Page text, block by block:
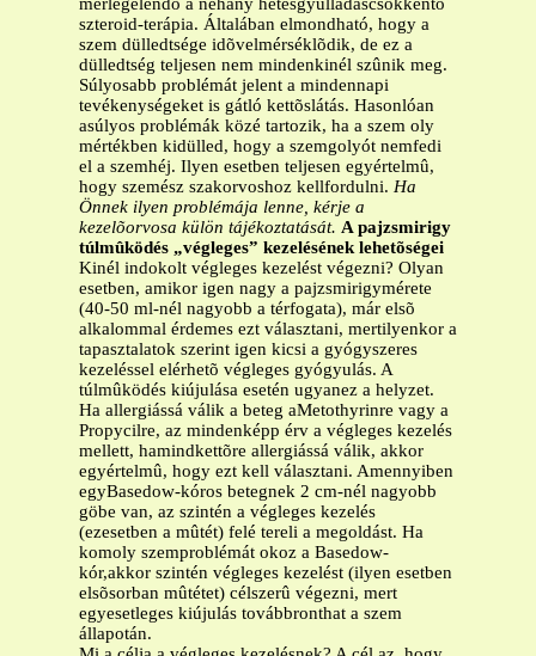
mérlegelendõ a néhány hetesgyulladáscsökkentõ
szteroid-terápia. Általában elmondható, hogy a
szem dülledtsége idõvelmérséklõdik, de ez a
dülledtség teljesen nem mindenkinél szûnik meg.
Súlyosabb problémát jelent a mindennapi
tevékenységeket is gátló kettõslátás. Hasonlóan
asúlyos problémák közé tartozik, ha a szem oly
mértékben kidülled, hogy a szemgolyót nemfedi
el a szemhéj. Ilyen esetben teljesen egyértelmû,
hogy szemész szakorvoshoz kellfordulni. Ha
Önnek ilyen problémája lenne, kérje a
kezelõorvosa külön tájékoztatását. A pajzsmirigy
túlmûködés „végleges” kezelésének lehetõségei
Kinél indokolt végleges kezelést végezni? Olyan
esetben, amikor igen nagy a pajzsmirigymérete
(40-50 ml-nél nagyobb a térfogata), már elsõ
alkalommal érdemes ezt választani, mertilyenkor a
tapasztalatok szerint igen kicsi a gyógyszeres
kezeléssel elérhetõ végleges gyógyulás. A
túlmûködés kiújulása esetén ugyanez a helyzet.
Ha allergiássá válik a beteg aMetothyrinre vagy a
Propycilre, az mindenképp érv a végleges kezelés
mellett, hamindkettõre allergiássá válik, akkor
egyértelmû, hogy ezt kell választani. Amennyiben
egyBasedow-kóros betegnek 2 cm-nél nagyobb
göbe van, az szintén a végleges kezelés
(ezesetben a mûtét) felé tereli a megoldást. Ha
komoly szemproblémát okoz a Basedow-
kór,akkor szintén végleges kezelést (ilyen esetben
elsõsorban mûtétet) célszerû végezni, mert
egyesetleges kiújulás továbbronthat a szem
állapotán.